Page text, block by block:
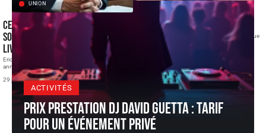
ACTIVITÉS
Prix prestation DJ David Guetta : tarif
pour un événement privé
UNION
Ce qu’Eric Jean-Jean a dévoilé sur
son mariage sans vraiment se
livrer
Eric Jean-Jean anime le Drive de RTL depuis plusieurs
années, installé comme
29 juillet 2026
Quel est le montant de boissons
nécessaire pour 50 personnes ?
Pour réussir, l’organisation de tout évènement tel que
les baptêmes mariages ou